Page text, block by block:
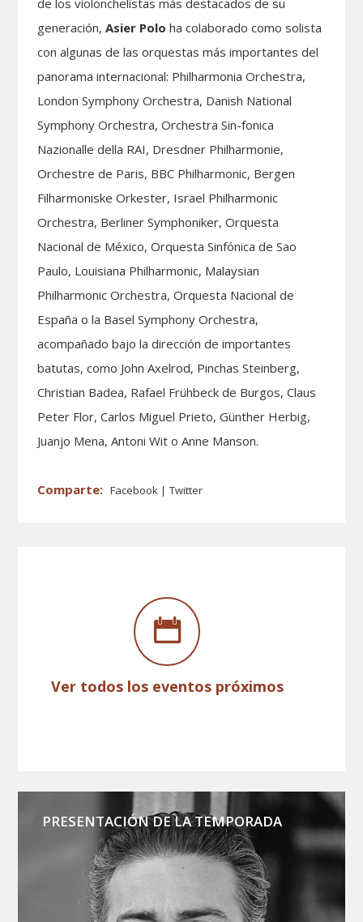
de los violonchelistas más destacados de su
generación,Asier Polo ha colaborado como solista
con algunas de las orquestas más importantes del
panorama internacional: Philharmonia Orchestra,
London Symphony Orchestra, Danish National
Symphony Orchestra, Orchestra Sin-fonica
Nazionalle della RAI, Dresdner Philharmonie,
Orchestre de Paris, BBC Philharmonic, Bergen
Filharmoniske Orkester, Israel Philharmonic
Orchestra, Berliner Symphoniker, Orquesta
Nacional de México, Orquesta Sinfónica de Sao
Paulo, Louisiana Philharmonic, Malaysian
Philharmonic Orchestra, Orquesta Nacional de
España o la Basel Symphony Orchestra,
acompañado bajo la dirección de importantes
batutas, como John Axelrod, Pinchas Steinberg,
Christian Badea, Rafael Frühbeck de Burgos, Claus
Peter Flor, Carlos Miguel Prieto, Günther Herbig,
Juanjo Mena, Antoni Wit o Anne Manson.
Facebook Twitter
Ver todos los eventos próximos
PRESENTACIÓN DE LA TEMPORADA